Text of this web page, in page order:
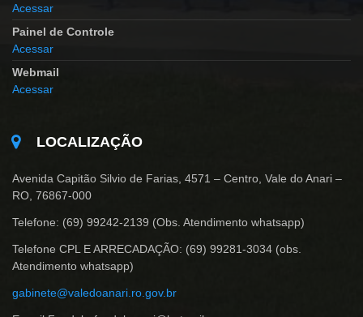
Acessar
Painel de Controle
Acessar
Webmail
Acessar
LOCALIZAÇÃO
Avenida Capitão Silvio de Farias, 4571 – Centro, Vale do Anari –
RO, 76867-000
Telefone: (69) 99242-2139 (Obs. Atendimento whatsapp)
Telefone CPL E ARRECADAÇÃO: (69) 99281-3034 (obs.
Atendimento whatsapp)
gabinete@valedoanari.ro.gov.br